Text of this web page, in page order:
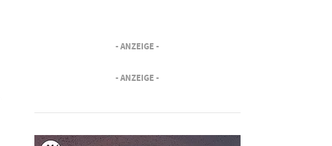
- ANZEIGE -
- ANZEIGE -